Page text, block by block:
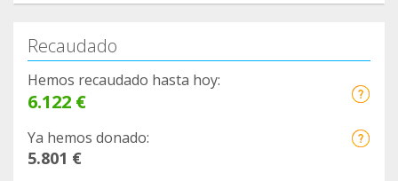
Recaudado
Hemos recaudado hasta hoy:
6.122 €
Ya hemos donado:
5.801 €